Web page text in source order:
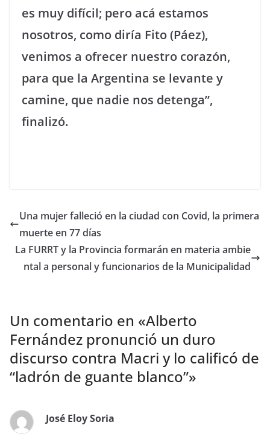
es muy difícil; pero acá estamos
nosotros, como diría Fito (Páez),
venimos a ofrecer nuestro corazón,
para que la Argentina se levante y
camine, que nadie nos detenga”,
finalizó.
Una mujer falleció en la ciudad con Covid, la primera
muerte en 77 días
La FURRT y la Provincia formarán en materia ambie
ntal a personal y funcionarios de la Municipalidad
Un comentario en «Alberto
Fernández pronunció un duro
discurso contra Macri y lo calificó de
“ladrón de guante blanco”»
José Eloy Soria